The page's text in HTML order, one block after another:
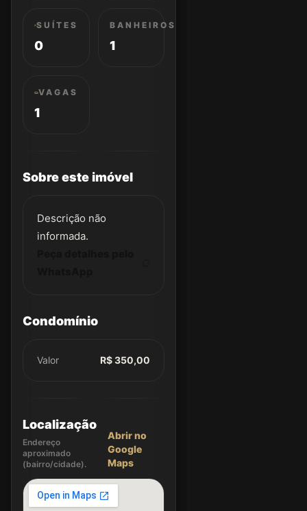
SUÍTES
0
BANHEIROS
1
VAGAS
1
Sobre este imóvel
Descrição não
informada.
Condomínio
Valor R$ 350,00
Localização
Endereço
aproximado
(bairro/cidade).
Abrir no
Google
Maps